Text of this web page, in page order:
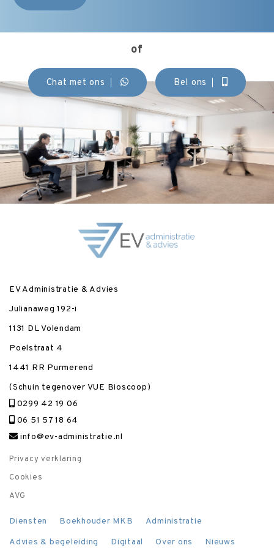
of
Chat met ons Bel ons
EV Administratie & Advies
Julianaweg 192-i
1131 DL Volendam
Poelstraat 4
1441 RR Purmerend
(Schuin tegenover VUE Bioscoop)
0299 42 19 06
06 51 57 18 64
info@ev-administratie.nl
Privacy verklaring
Cookies
AVG
Diensten Boekhouder MKB
Administratie
Advies & begeleiding
Digitaal Over ons Nieuws